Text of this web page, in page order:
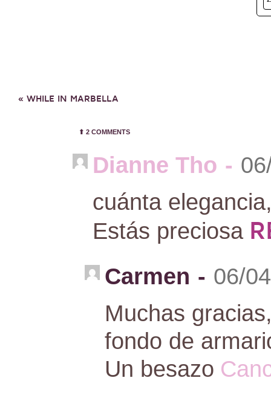
« WHILE IN MARBELLA
⬆︎ 2 COMMENTS
Dianne Tho -
cuánta
Estás preciosa
Carmen - 06/
Muchas
fondo de
Un besazo